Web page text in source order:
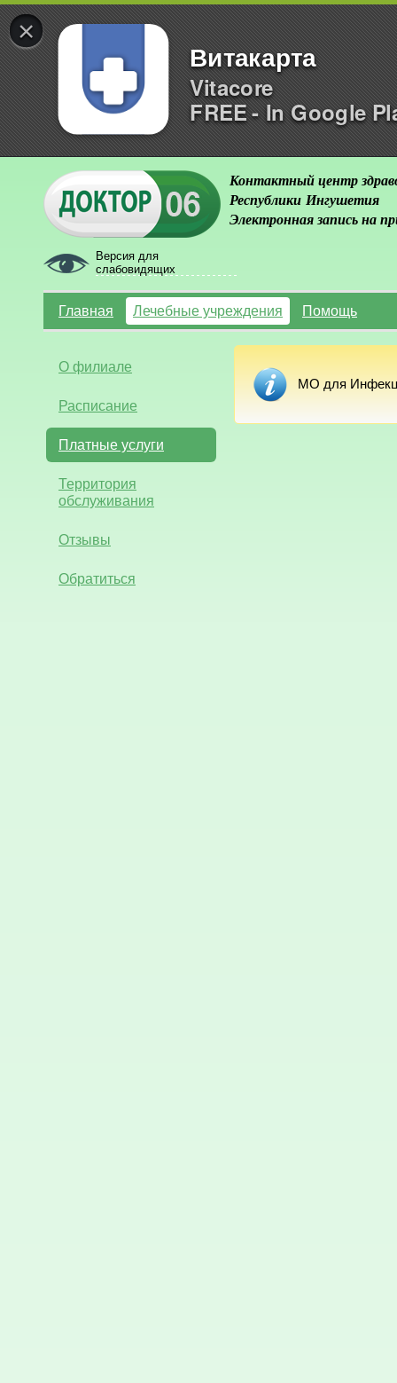
×
Витакарта
Vitacore
FREE - In Google
Версия для
слабовидящих
Контактный центр
Республики Ингушетия
Электронная запись на
Главная Лечебные учреждения Помощь
О филиале
Расписание
Платные услуги
Территория
обслуживания
Отзывы
Обратиться
МО для